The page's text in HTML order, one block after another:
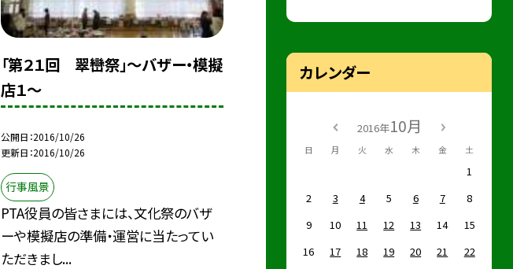
「第２１回 翠巒祭」〜バザー・模擬
店１〜
公開日 2016/10/26
更新日 2016/10/26
行事風景
PTA役員の皆さまには、文化祭のバザ
ーや模擬店の準備・運営に当たってい
ただきまし...
カレンダー
2016年10月
日 月 火 水 木 金 土
1
2
3 4 5 6 7
8
9
10 11 12 13 14
15
16
17 18 19 20 21
22